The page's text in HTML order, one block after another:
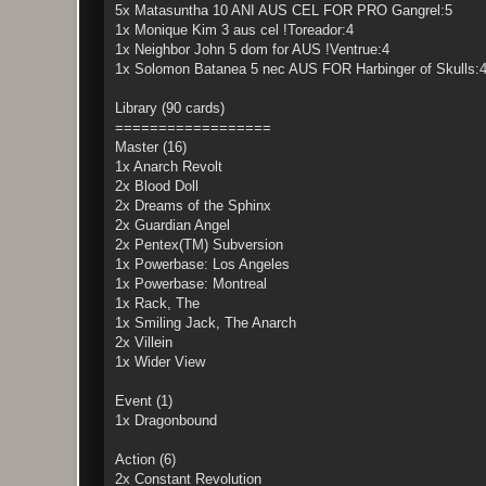
5x Matasuntha 10 ANI AUS CEL FOR PRO Gangrel:5
1x Monique Kim 3 aus cel !Toreador:4
1x Neighbor John 5 dom for AUS !Ventrue:4
1x Solomon Batanea 5 nec AUS FOR Harbinger of Skulls:4
Library (90 cards)
==================
Master (16)
1x Anarch Revolt
2x Blood Doll
2x Dreams of the Sphinx
2x Guardian Angel
2x Pentex(TM) Subversion
1x Powerbase: Los Angeles
1x Powerbase: Montreal
1x Rack, The
1x Smiling Jack, The Anarch
2x Villein
1x Wider View
Event (1)
1x Dragonbound
Action (6)
2x Constant Revolution